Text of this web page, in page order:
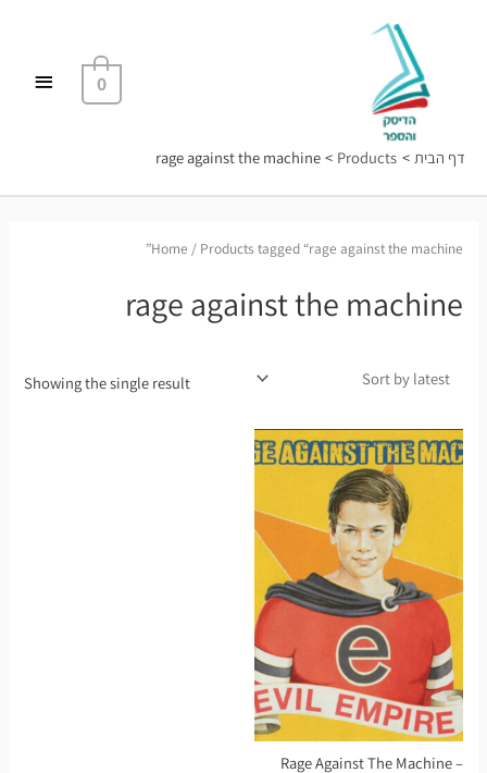
ראשי
0
דף הבית Products
rage against the machine
Home / Products tagged “rage against the machine”
rage against the machine
Showing the single result
Rage Against The Machine –